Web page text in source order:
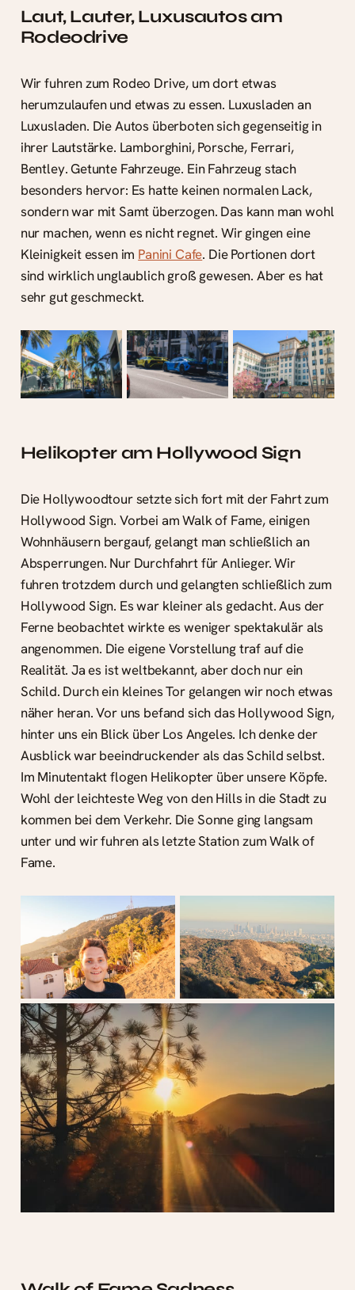
Laut, Lauter, Luxusautos am
Rodeodrive
Wir fuhren zum Rodeo Drive, um dort etwas
herumzulaufen und etwas zu essen. Luxusladen an
Luxusladen. Die Autos überboten sich gegenseitig in
ihrer Lautstärke. Lamborghini, Porsche, Ferrari,
Bentley. Getunte Fahrzeuge. Ein Fahrzeug stach
besonders hervor: Es hatte keinen normalen Lack,
sondern war mit Samt überzogen. Das kann man wohl
nur machen, wenn es nicht regnet. Wir gingen eine
Kleinigkeit essen im Panini Cafe. Die Portionen dort
sind wirklich unglaublich groß gewesen. Aber es hat
sehr gut geschmeckt.
Helikopter am Hollywood Sign
Die Hollywoodtour setzte sich fort mit der Fahrt zum
Hollywood Sign. Vorbei am Walk of Fame, einigen
Wohnhäusern bergauf, gelangt man schließlich an
Absperrungen. Nur Durchfahrt für Anlieger. Wir
fuhren trotzdem durch und gelangten schließlich zum
Hollywood Sign. Es war kleiner als gedacht. Aus der
Ferne beobachtet wirkte es weniger spektakulär als
angenommen. Die eigene Vorstellung traf auf die
Realität. Ja es ist weltbekannt, aber doch nur ein
Schild. Durch ein kleines Tor gelangen wir noch etwas
näher heran. Vor uns befand sich das Hollywood Sign,
hinter uns ein Blick über Los Angeles. Ich denke der
Ausblick war beeindruckender als das Schild selbst.
Im Minutentakt flogen Helikopter über unsere Köpfe.
Wohl der leichteste Weg von den Hills in die Stadt zu
kommen bei dem Verkehr. Die Sonne ging langsam
unter und wir fuhren als letzte Station zum Walk of
Fame.